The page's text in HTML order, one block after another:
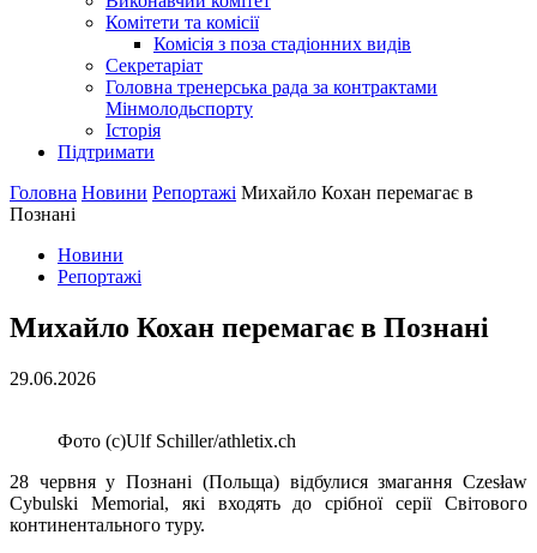
Комітети та комісії
Комісія з поза стадіонних видів
Секретаріат
Головна тренерська рада за контрактами
Мінмолодьспорту
Історія
Підтримати
Головна Новини Репортажі Михайло Кохан перемагає в
Познані
Новини
Репортажі
Михайло Кохан перемагає в Познані
29.06.2026
Фото (с)Ulf Schiller/athletix.ch
28 червня у Познані (Польща) відбулися змагання Czesław
Cybulski Memorial, які входять до срібної серії Світового
континентального туру.